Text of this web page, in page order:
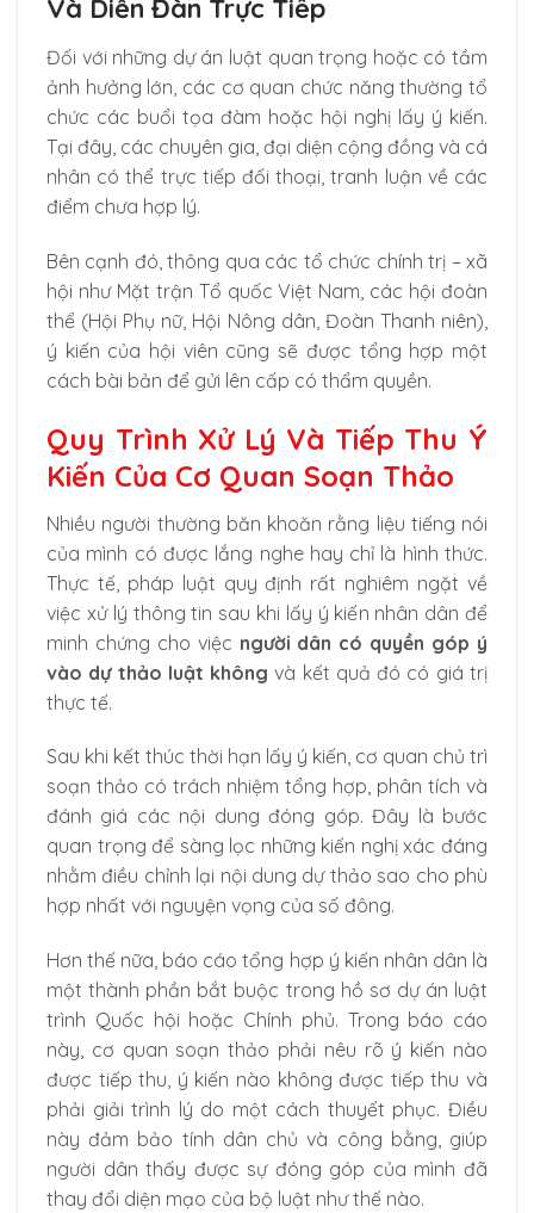
Và Diễn Đàn Trực Tiếp
Đối với những dự án luật quan trọng hoặc có tầm
ảnh hưởng lớn, các cơ quan chức năng thường tổ
chức các buổi tọa đàm hoặc hội nghị lấy ý kiến.
Tại đây, các chuyên gia, đại diện cộng đồng và cá
nhân có thể trực tiếp đối thoại, tranh luận về các
điểm chưa hợp lý.
Bên cạnh đó, thông qua các tổ chức chính trị – xã
hội như Mặt trận Tổ quốc Việt Nam, các hội đoàn
thể (Hội Phụ nữ, Hội Nông dân, Đoàn Thanh niên),
ý kiến của hội viên cũng sẽ được tổng hợp một
cách bài bản để gửi lên cấp có thẩm quyền.
Quy Trình Xử Lý Và Tiếp Thu Ý
Kiến Của Cơ Quan Soạn Thảo
Nhiều người thường băn khoăn rằng liệu tiếng nói
của mình có được lắng nghe hay chỉ là hình thức.
Thực tế, pháp luật quy định rất nghiêm ngặt về
việc xử lý thông tin sau khi lấy ý kiến nhân dân để
minh chứng cho việc người dân có quyền góp ý
vào dự thảo luật không và kết quả đó có giá trị
thực tế.
Sau khi kết thúc thời hạn lấy ý kiến, cơ quan chủ trì
soạn thảo có trách nhiệm tổng hợp, phân tích và
đánh giá các nội dung đóng góp. Đây là bước
quan trọng để sàng lọc những kiến nghị xác đáng
nhằm điều chỉnh lại nội dung dự thảo sao cho phù
hợp nhất với nguyện vọng của số đông.
Hơn thế nữa, báo cáo tổng hợp ý kiến nhân dân là
một thành phần bắt buộc trong hồ sơ dự án luật
trình Quốc hội hoặc Chính phủ. Trong báo cáo
này, cơ quan soạn thảo phải nêu rõ ý kiến nào
được tiếp thu, ý kiến nào không được tiếp thu và
phải giải trình lý do một cách thuyết phục. Điều
này đảm bảo tính dân chủ và công bằng, giúp
người dân thấy được sự đóng góp của mình đã
thay đổi diện mạo của bộ luật như thế nào.